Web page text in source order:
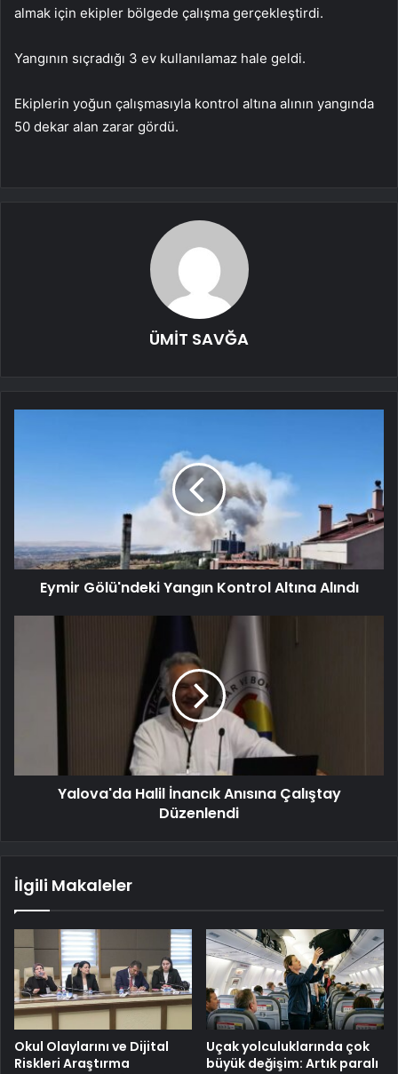
almak için ekipler bölgede çalışma gerçekleştirdi.
Yangının sıçradığı 3 ev kullanılamaz hale geldi.
Ekiplerin yoğun çalışmasıyla kontrol altına alının yangında
50 dekar alan zarar gördü.
ÜMİT SAVĞA
Eymir Gölü'ndeki Yangın Kontrol Altına Alındı
Yalova'da Halil İnancık Anısına Çalıştay
Düzenlendi
İlgili Makaleler
Okul Olaylarını ve Dijital
Riskleri Araştırma
Uçak yolculuklarında çok
büyük değişim: Artık paralı